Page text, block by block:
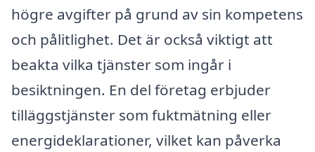
högre avgifter på grund av sin kompetens
och pålitlighet. Det är också viktigt att
beakta vilka tjänster som ingår i
besiktningen. En del företag erbjuder
tilläggstjänster som fuktmätning eller
energideklarationer, vilket kan påverka